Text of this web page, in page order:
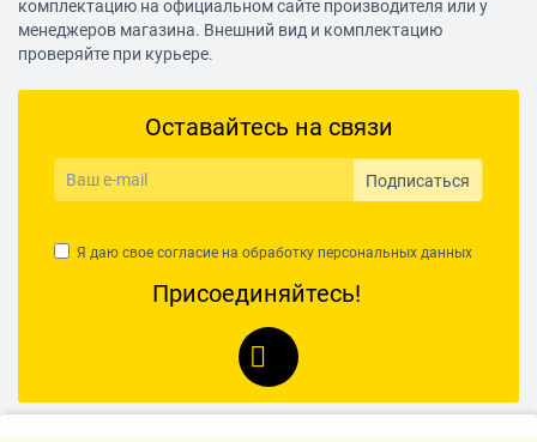
комплектацию на официальном сайте производителя или у
менеджеров магазина. Внешний вид и комплектацию
проверяйте при курьере.
Оставайтесь на связи
Подписаться
Я даю свое согласие на обработку персональных данных
Присоединяйтесь!